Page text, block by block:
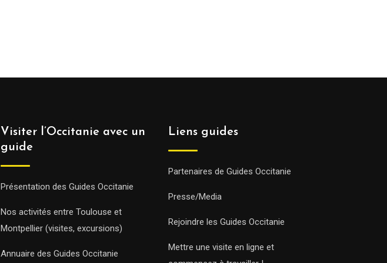
Visiter l’Occitanie avec un
guide
Présentation des Guides Occitanie
Nos activités entre Toulouse et
Montpellier (visites, excursions)
Annuaire des Guides Occitanie
Liens guides
Partenaires de Guides Occitanie
Presse/Media
Rejoindre les Guides Occitanie
Mettre une visite en ligne et